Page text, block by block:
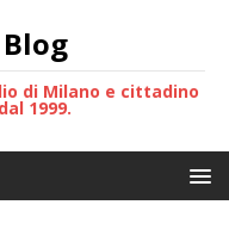
di Milano e cittadino
1999.